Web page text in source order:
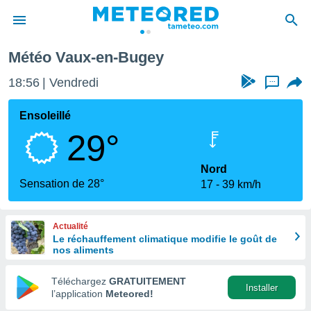
de
en
Météo Vaux-en-Bugey
18:56 Vendredi ...
Ensoleillé
29°
Sensation de 28°
Nord
17
39 km/h
Actualité
Le réchauffement climatique modifie le goût de
nos aliments
Téléchargez GRATUITEMENT
l’application Meteored!
Installer